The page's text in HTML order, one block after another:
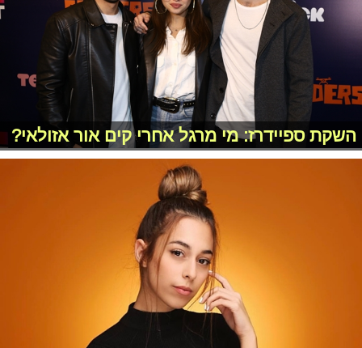
השקת ספיידרז: מי מרגל אחרי קים אור אזולאי?